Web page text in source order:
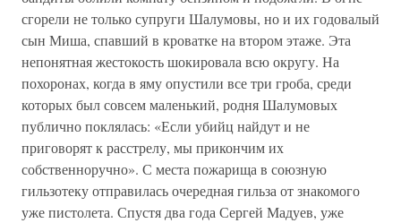
сгорели не только супруги Шалумовы, но и их годовалый
сын Миша, спавший в кроватке на втором этаже. Эта
непонятная жестокость шокировала всю округу. На
похоронах, когда в яму опустили все три гроба, среди
которых был совсем маленький, родня Шалумовых
публично поклялась: «Если убийц найдут и не
приговорят к расстрелу, мы прикончим их
собственноручно». С места пожарища в союзную
гильзотеку отправилась очередная гильза от знакомого
уже пистолета. Спустя два года Сергей Мадуев, уже